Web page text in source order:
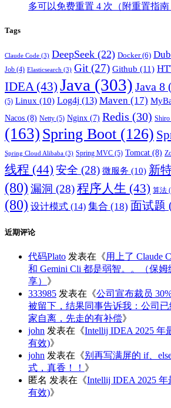
多可以免费重置 4 次（附重置指南
Tags
Claude Code (3) DeepSeek (22) Docker(6)
Job (4) Elasticsearch (3) Git (27) Github (11)
IDEA(43) Java (303) Java 8
(5) Linux (10) Log4j (13) Maven (17)
Nacos (8) Netty (5) Nginx (7) Redis (30) Shiro
(163) Spring Boot (126)
Spring Cloud Alibaba (3) Spring MVC (5) Tomcat (8)
线程 (44) 安全 (28) 微服务 (10) 新
(80) 漏洞 (28)程序人生 (43) 算法
(80) 设计模式 (14) 集合 (18) 面试题
近期评论
代码Plato 发表在《用上了 Claude
和 Gemini Cli 都是弱智。。（保
享） 》
333985 发表在《公司宣布裁员
被留下，结果同事告诉我：公司
家自离，先走的有补偿》
john 发表在《Intellij IDEA 2025 年
有效)》
john 发表在《别再写满屏的 if、
式，真香！！ 》
匿名 发表在《Intellij IDEA 2025
有效)》